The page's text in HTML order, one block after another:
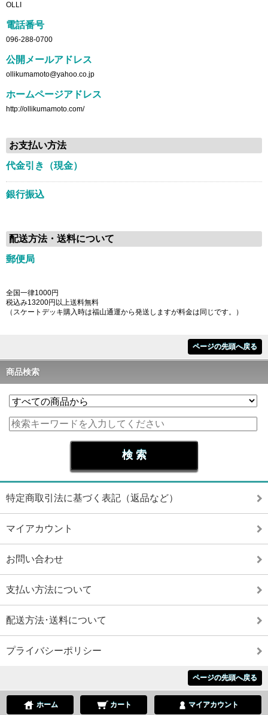
OLLI
電話番号
096-288-0700
公開メールアドレス
ollikumamoto@yahoo.co.jp
ホームページアドレス
http://ollikumamoto.com/
お支払い方法
代金引き（現金）
銀行振込
配送方法・送料について
郵便局
全国一律1000円
税込み13200円以上送料無料
（スケートデッキ購入時は福山通運から発送しますが料金は同じです。）
ページの先頭へ戻る
商品検索
特定商取引法に基づく表記（返品など）
マイアカウント
お問い合わせ
支払い方法について
配送方法･送料について
プライバシーポリシー
ページの先頭へ戻る
ホーム カート マイアカウント